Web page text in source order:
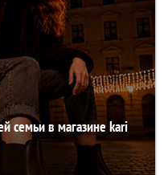
семьи в магазине kari